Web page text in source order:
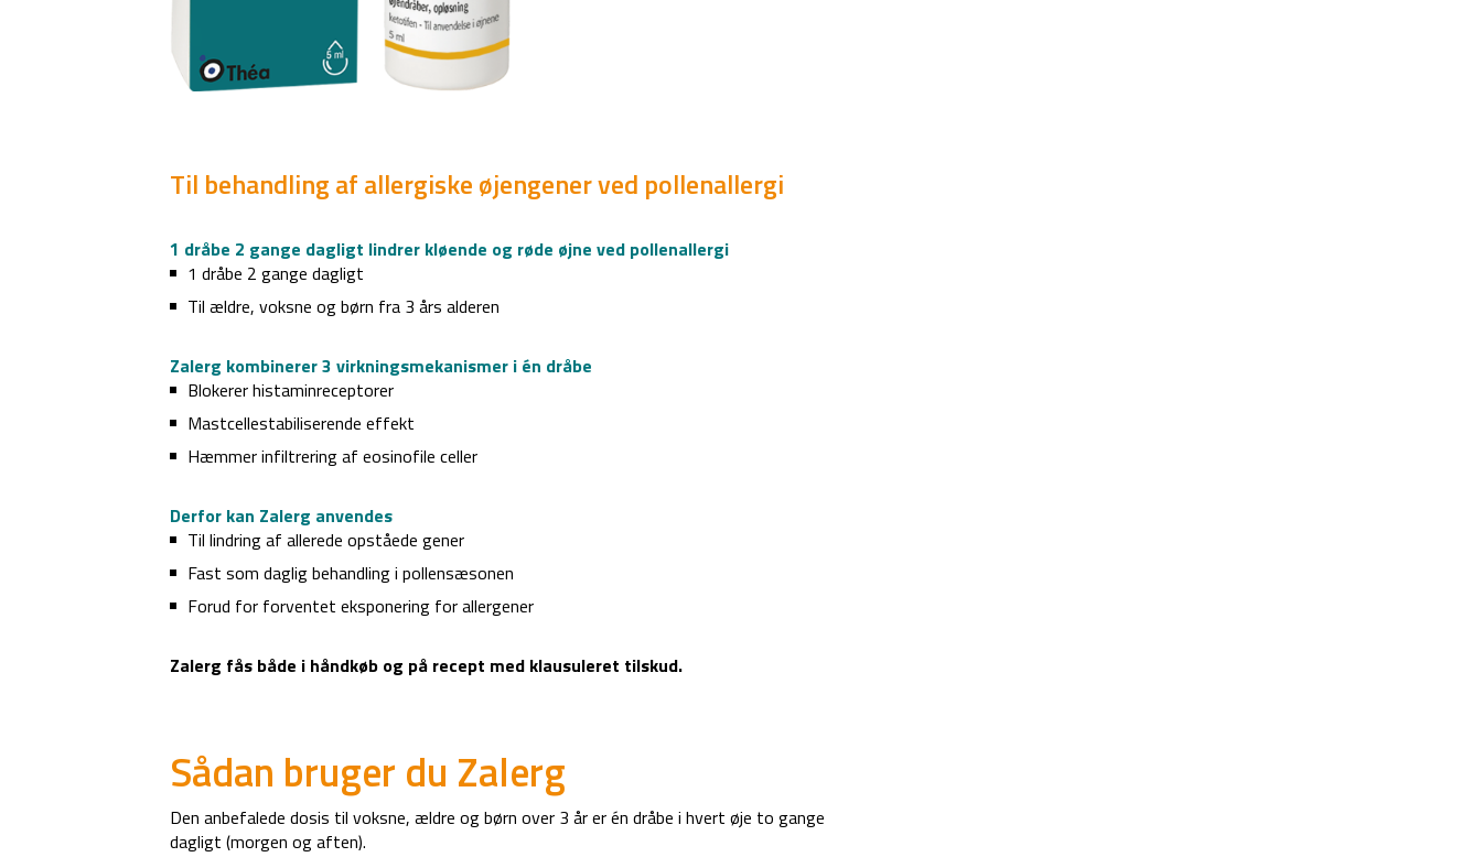
Til behandling af allergiske øjengener ved pollenallergi
1 dråbe 2 gange dagligt lindrer kløende og røde øjne ved pollenallergi
1 dråbe 2 gange dagligt
Til ældre, voksne og børn fra 3 års alderen
Zalerg kombinerer 3 virkningsmekanismer i én dråbe
Blokerer histaminreceptorer
Mastcellestabiliserende effekt
Hæmmer infiltrering af eosinofile celler
Derfor kan Zalerg anvendes
Til lindring af allerede opståede gener
Fast som daglig behandling i pollensæsonen
Forud for forventet eksponering for allergener
Zalerg fås både i håndkøb og på recept med klausuleret tilskud.
Sådan bruger du Zalerg
Den anbefalede dosis til voksne, ældre og børn over 3 år er én dråbe i hvert øje to gange
dagligt (morgen og aften).